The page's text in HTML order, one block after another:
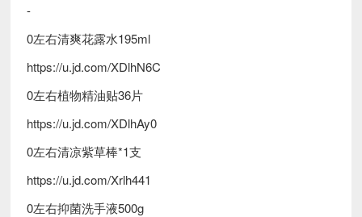
-
0左右清爽花露水195ml
https://u.jd.com/XDlhN6C
0左右植物精油贴36片
https://u.jd.com/XDlhAy0
0左右清凉紫草棒*1支
https://u.jd.com/Xrlh441
0左右抑菌洗手液500g